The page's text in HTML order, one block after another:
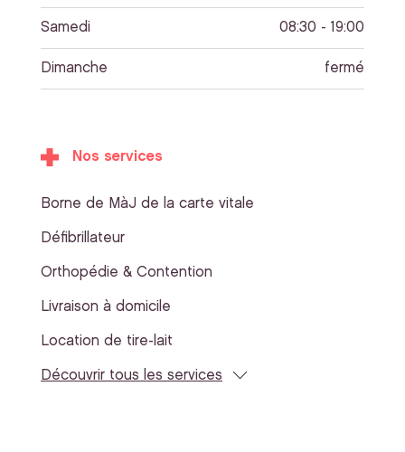
Samedi 08:30 - 19:00
Dimanche fermé
Nos services
Borne de MàJ de la carte vitale
Défibrillateur
Orthopédie & Contention
Livraison à domicile
Location de tire-lait
Découvrir tous les services